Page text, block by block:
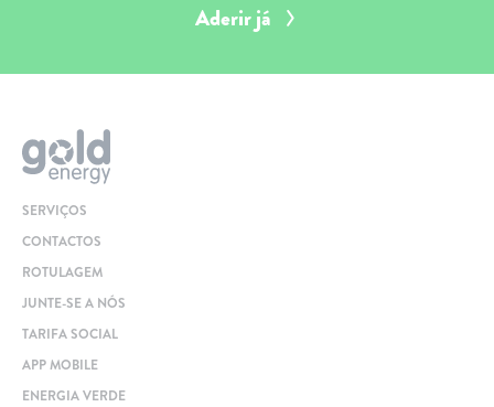
Aderir já
SERVIÇOS
CONTACTOS
ROTULAGEM
JUNTE-SE A NÓS
TARIFA SOCIAL
APP MOBILE
ENERGIA VERDE